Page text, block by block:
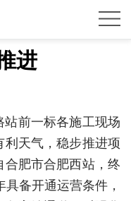
进
前一标各施工现场
天气，稳步推进项
合肥市合肥西站，终
备开通运营条件，